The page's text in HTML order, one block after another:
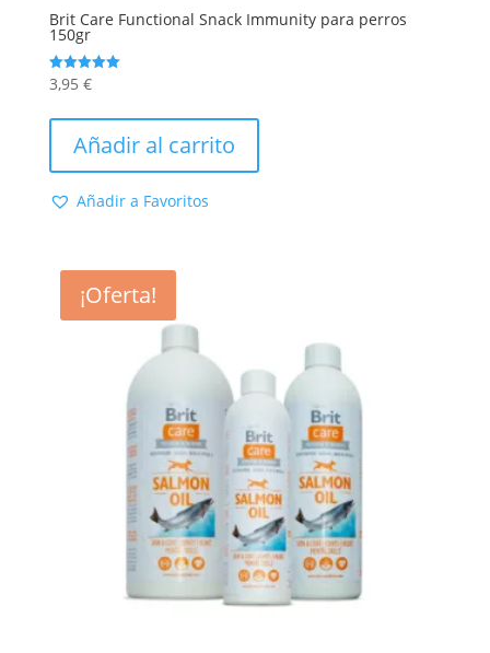
Brit Care Functional Snack Immunity para perros
150gr
Valorado
con
de 5
3,95 €
Añadir al carrito
Añadir a Favoritos
¡Oferta!